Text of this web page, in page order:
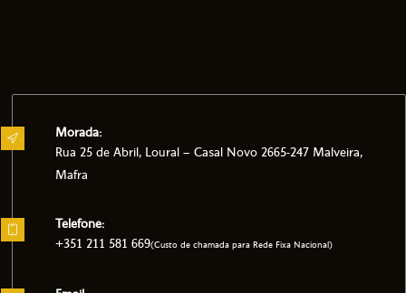
Morada:
Rua 25 de Abril, Loural – Casal Novo 2665-247 Malveira,
Mafra
Telefone:
+351 211 581 669(Custo de chamada para Rede Fixa Nacional)